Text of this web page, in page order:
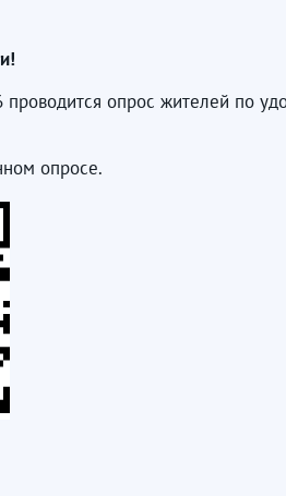
опрос жителей по
опросе.